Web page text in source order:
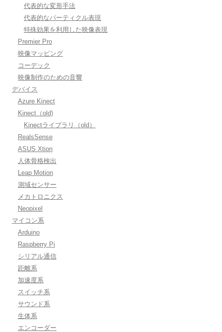
代表的な変形手法
代表的なパーティクル表現
特殊効果を利用した映像表現
Premier Pro
映像マッピング
コーデック
映像制作のための音響
デバイス
Azure Kinect
Kinect（old)
Kinectライブラリ（old）
RealsSense
ASUS Xtion
人体骨格検出
Leap Motion
測域センサー
メカトロニクス
Neopixel
マイコン系
Arduino
Raspberry Pi
シリアル通信
距離系
加速度系
スイッチ系
サウンド系
生体系
エンコーダー